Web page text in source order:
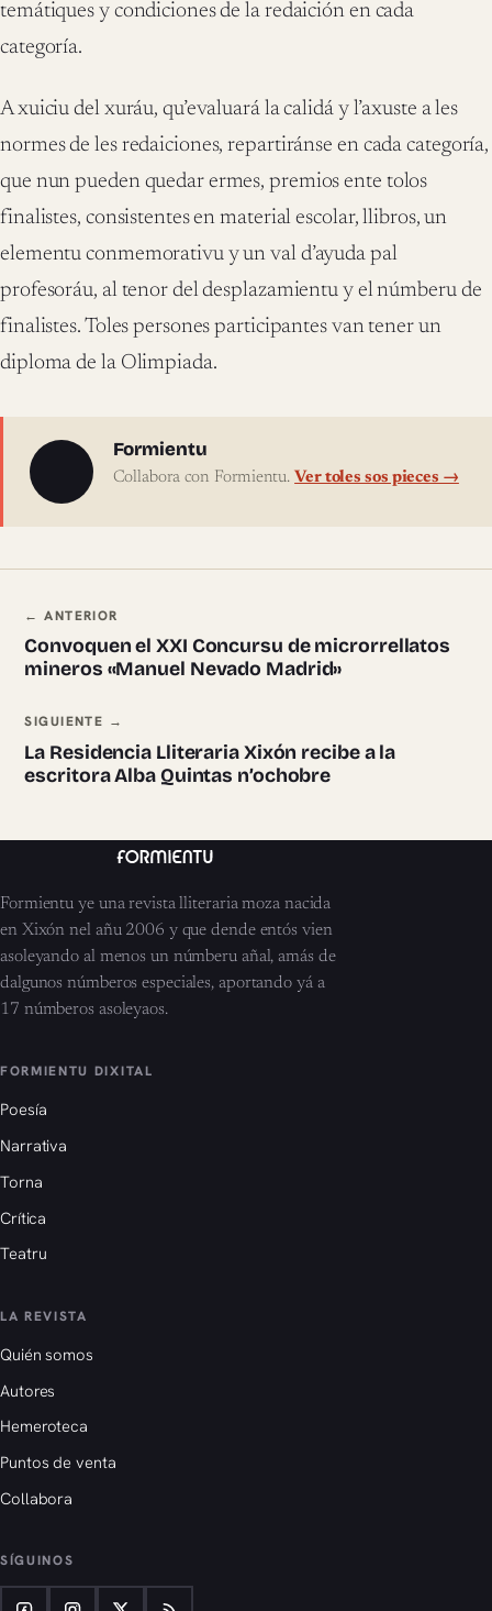
temátiques y condiciones de la redaición en cada
categoría.
A xuiciu del xuráu, qu’evaluará la calidá y l’axuste a les
normes de les redaiciones, repartiránse en cada categoría,
que nun pueden quedar ermes, premios ente tolos
finalistes, consistentes en material escolar, llibros, un
elementu conmemorativu y un val d’ayuda pal
profesoráu, al tenor del desplazamientu y el númberu de
finalistes. Toles persones participantes van tener un
diploma de la Olimpiada.
Sobre l'autor
Formientu
Collabora con Formientu. Ver toles sos pieces →
Navegación ente pieces
← ANTERIOR
Convoquen el XXI Concursu de microrrellatos
mineros «Manuel Nevado Madrid»
SIGUIENTE →
La Residencia Lliteraria Xixón recibe a la
escritora Alba Quintas n’ochobre
Formientu ye una revista lliteraria moza nacida
en Xixón nel añu 2006 y que dende entós vien
asoleyando al menos un númberu añal, amás de
dalgunos númberos especiales, aportando yá a
17 númberos asoleyaos.
FORMIENTU DIXITAL
Poesía
Narrativa
Torna
Crítica
Teatru
LA REVISTA
Quién somos
Autores
Hemeroteca
Puntos de venta
Collabora
SÍGUINOS